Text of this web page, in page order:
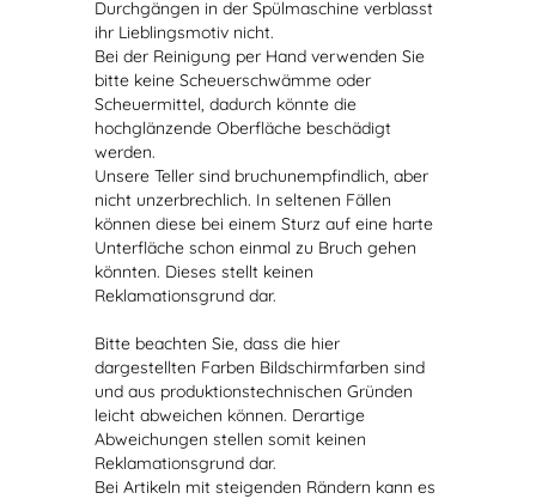
Durchgängen in der Spülmaschine verblasst
ihr Lieblingsmotiv nicht.
Bei der Reinigung per Hand verwenden Sie
bitte keine Scheuerschwämme oder
Scheuermittel, dadurch könnte die
hochglänzende Oberfläche beschädigt
werden.
Unsere Teller sind bruchunempfindlich, aber
nicht unzerbrechlich. In seltenen Fällen
können diese bei einem Sturz auf eine harte
Unterfläche schon einmal zu Bruch gehen
könnten. Dieses stellt keinen
Reklamationsgrund dar.
Bitte beachten Sie, dass die hier
dargestellten Farben Bildschirmfarben sind
und aus produktionstechnischen Gründen
leicht abweichen können. Derartige
Abweichungen stellen somit keinen
Reklamationsgrund dar.
Bei Artikeln mit steigenden Rändern kann es